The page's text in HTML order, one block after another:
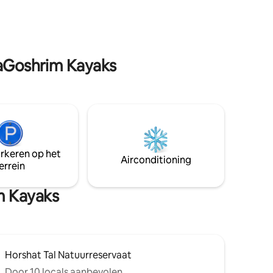
schaduwrijke en lichte binnenplaats met
een zithoek waar je kunt dineren en
Kayaks
op het
Airconditioning
Kayaks
Horshat Tal Natuurreservaat